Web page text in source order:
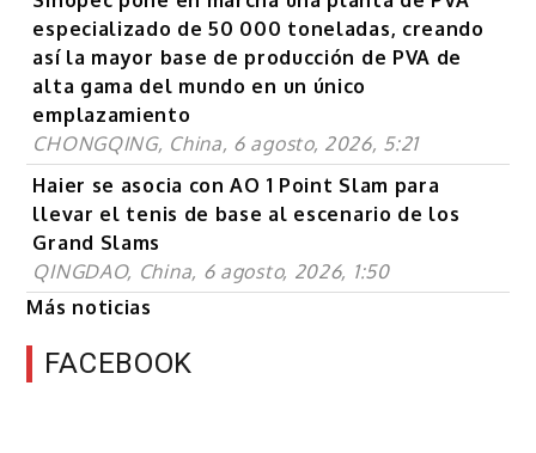
especializado de 50 000 toneladas, creando
así la mayor base de producción de PVA de
alta gama del mundo en un único
emplazamiento
CHONGQING, China, 6 agosto, 2026, 5:21
Haier se asocia con AO 1 Point Slam para
llevar el tenis de base al escenario de los
Grand Slams
QINGDAO, China, 6 agosto, 2026, 1:50
Más noticias
FACEBOOK